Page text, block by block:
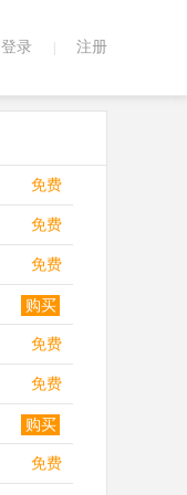
登录 注册
免费
免费
免费
购买
免费
免费
购买
免费